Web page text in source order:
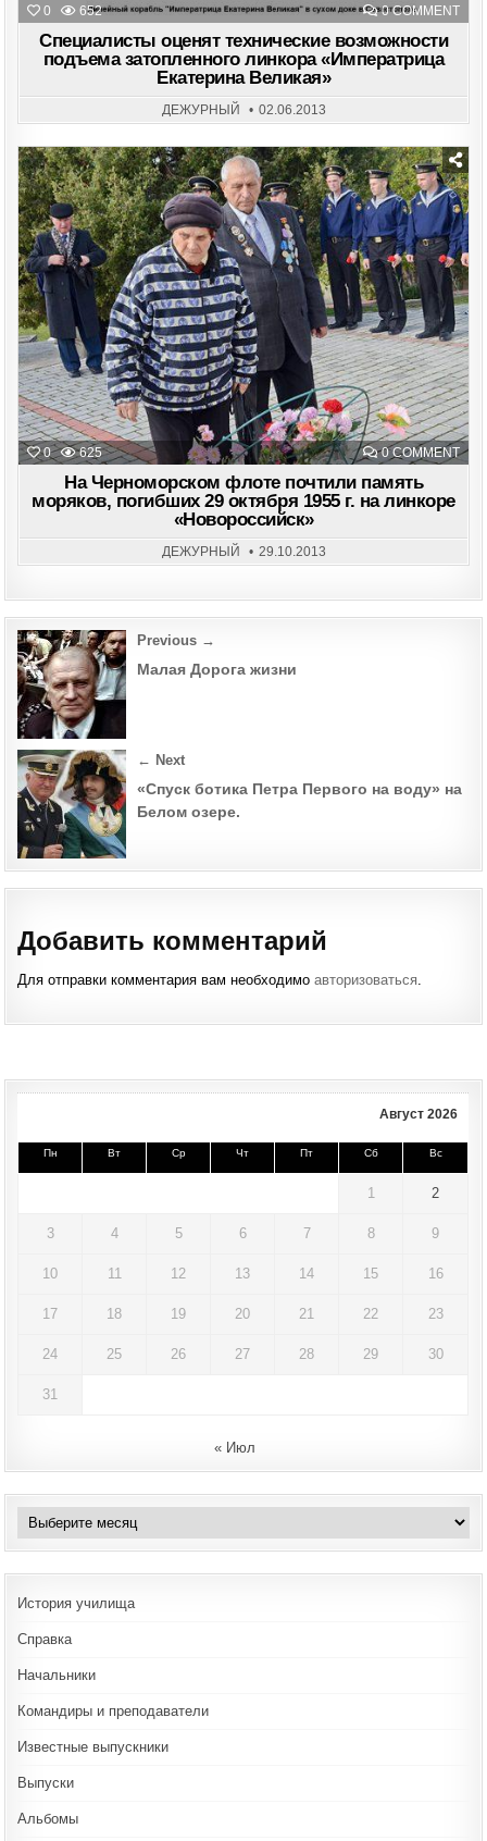
0 652 0 COMMENTON
Специалисты оценят технические возможности
подъема затопленного линкора «Императрица
Екатерина Великая»
ДЕЖУРНЫЙ 02.06.2013
0 625 0 COMMENTON
НА
Posted
in
На Черноморском флоте почтили память
моряков, погибших 29 октября 1955 г. на линкоре
«Новороссийск»
ДЕЖУРНЫЙ 29.10.2013
Post
navigation
Previous →
Малая Дорога жизни
← Next
«Спуск ботика Петра Первого на воду» на
Белом озере.
Добавить комментарий
Для отправки комментария вам необходимоавторизоваться
Август 2026
Пн Вт Ср Чт Пт Сб Вс
1 2
3 4 5 6 7 8 9
10 11 12 13 14 15 16
17 18 19 20 21 22 23
24 25 26 27 28 29 30
31
« Июл
Архивы
История училища
Справка
Начальники
Командиры и преподаватели
Известные выпускники
Выпуски
Альбомы